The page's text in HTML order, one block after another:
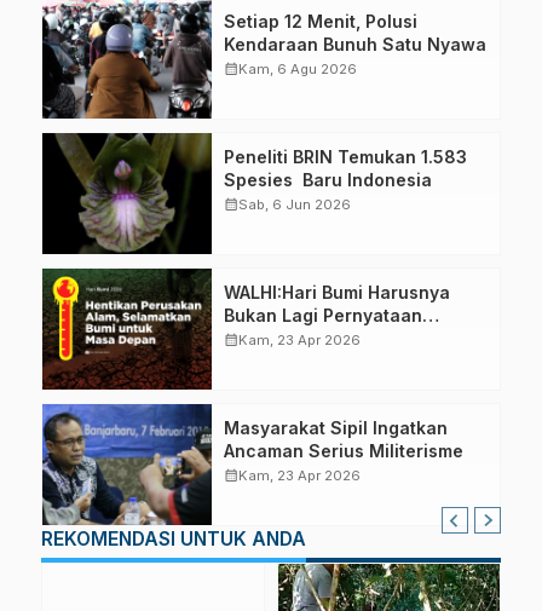
Setiap 12 Menit, Polusi
Kendaraan Bunuh Satu Nyawa
calendar_monthKam, 6 Agu 2026
Peneliti BRIN Temukan 1.583
calendar_monthSab, 6 Jun 2026
WALHI:Hari Bumi Harusnya
Bukan Lagi Pernyataan
Normatif dan Komitmen
calendar_monthKam, 23 Apr 2026
Masyarakat Sipil Ingatkan
Ancaman Serius Militerisme
calendar_monthKam, 23 Apr 2026
REKOMENDASI UNTUK ANDA